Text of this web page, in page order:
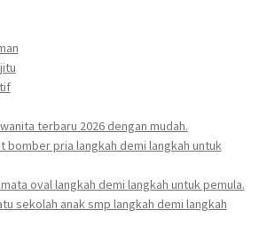
terbaru 2026 dengan mudah.
bomber pria langkah demi langkah untuk
oval langkah demi langkah untuk pemula.
sekolah anak smp langkah demi langkah